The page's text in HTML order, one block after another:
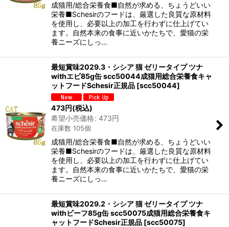
成猫用/総合栄養食■自然が求める、ちょうどいい
栄養■Schesirのフードは、厳選した良質な原材料
を使用し、必要以上の加工を行わずに仕上げてい
ます。自然本来の食事に近いかたちで、愛猫の栄
養ニーズにしっ…
最短賞味2029.3・シシア 猫 ゼリータイプ ツナ
withエビ85g缶 scc50044成猫用総合栄養食キャ
ットフードSchesir正規品 [scc50044]
473円(税込)
希望小売価格: 473円
在庫数 105個
成猫用/総合栄養食■自然が求める、ちょうどいい
栄養■Schesirのフードは、厳選した良質な原材料
を使用し、必要以上の加工を行わずに仕上げてい
ます。自然本来の食事に近いかたちで、愛猫の栄
養ニーズにしっ…
最短賞味2029.2・シシア 猫 ゼリータイプ ツナ
withビーフ85g缶 scc50075成猫用総合栄養食キ
ャットフードSchesir正規品 [scc50075]